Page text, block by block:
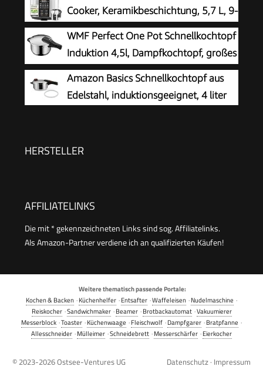
Cooker, Keramikbeschichtung, 5,7 L, 9-
in-1
WMF Perfect One Pot Schnellkochtopf
Induktion 4,5l, Dampfkochtopf, großes
Kochsignal, 2 Kochstufen,
abnehmbarer Deckelgriff, Cromargan Edelstahl
Amazon Basics Schnellkochtopf aus
Edelstahl, induktionsgeeignet, 4 liter
HERSTELLER
AFFILIATELINKS
Die mit * gekennzeichneten Links sind sog. Affiliatelinks.
Als Amazon-Partner verdiene ich an qualifizierten Käufen!
Weitere thematisch passende Portale:
Kochen & Backen ·Küchenhelfer ·Entsafter ·Waffeleisen ·Nudelmaschine ·
Reiskocher·Sandwichmaker·Beamer·Brotbackautomat·Vakuumierer
Messerblock ·Toaster ·Küchenwaage ·Fleischwolf ·Dampfgarer ·Bratpfanne ·
Allesschneider ·Mülleimer ·Schneidebrett ·Messerschärfer ·Eierkocher
© 2023-2026Ostsee-Ventures UG Datenschutz · Impressum